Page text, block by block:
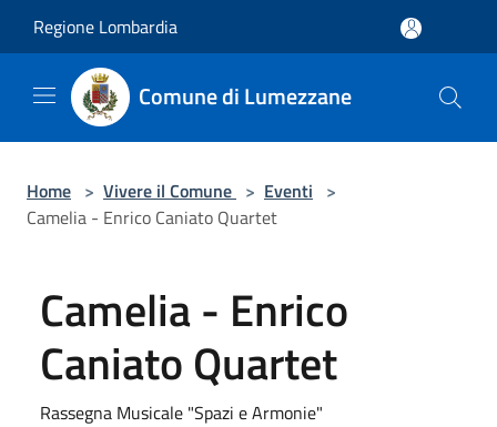
Regione Lombardia
Comune di Lumezzane
Home > Vivere il Comune > Eventi >
Camelia - Enrico Caniato Quartet
Camelia - Enrico
Caniato Quartet
Rassegna Musicale "Spazi e Armonie"